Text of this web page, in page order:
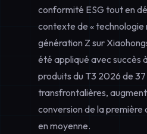
conformité ESG tout en
contexte de « technologie
génération Z sur
été appliqué avec succès
produits du T3 2026 de
transfrontalières,
conversion de la première
en moyenne.